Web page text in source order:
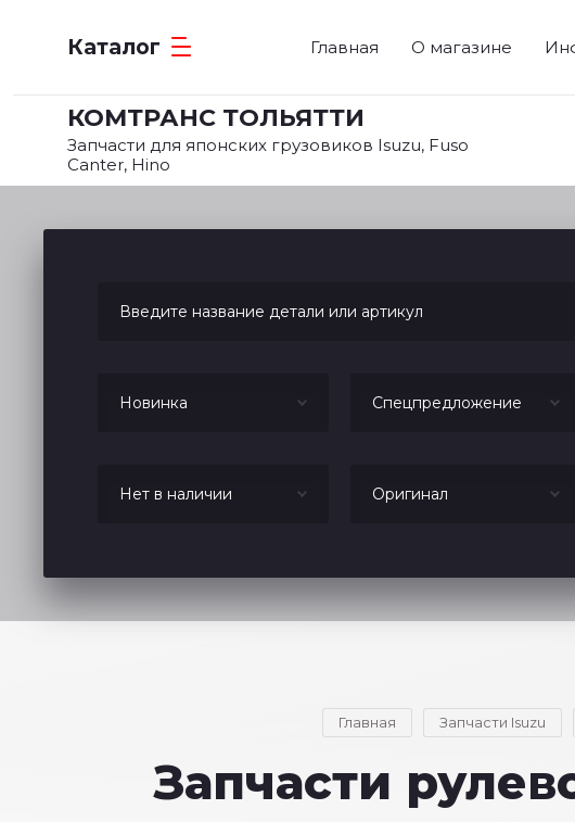
Каталог Главная О магазине
КОМТРАНС ТОЛЬЯТТИ
Запчасти для японских грузовиков Isuzu, Fuso
Canter, Hino
Главная Запчасти Isuzu
Запчасти